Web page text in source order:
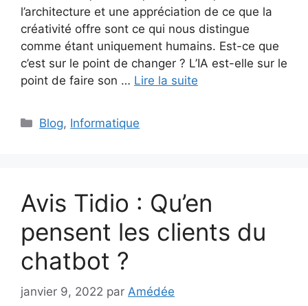
l’architecture et une appréciation de ce que la
créativité offre sont ce qui nous distingue
comme étant uniquement humains. Est-ce que
c’est sur le point de changer ? L’IA est-elle sur le
point de faire son … Lire la suite
Catégories
Blog, Informatique
Avis Tidio : Qu’en
pensent les clients du
chatbot ?
janvier 9, 2022 par Amédée